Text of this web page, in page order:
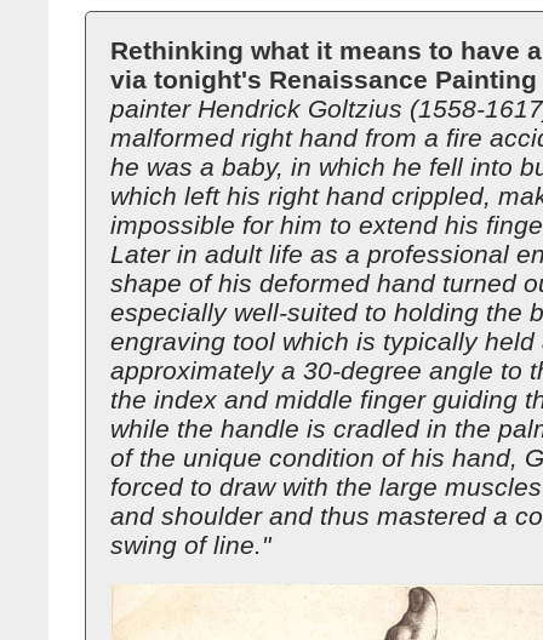
Rethinking what it means to have
via tonight's Renaissance
painter Hendrick Goltzius (1558-
malformed right hand from a fire
he was a baby, in which he fell into
which left his right hand crippled,
impossible for him to extend his
Later in adult life as a professional
shape of his deformed hand turned
especially well-suited to holding the
engraving tool which is typically held
approximately a 30-degree angle to
the index and middle finger guiding
while the handle is cradled in the
of the unique condition of his hand,
forced to draw with the large
and shoulder and thus mastered a
swing of line."